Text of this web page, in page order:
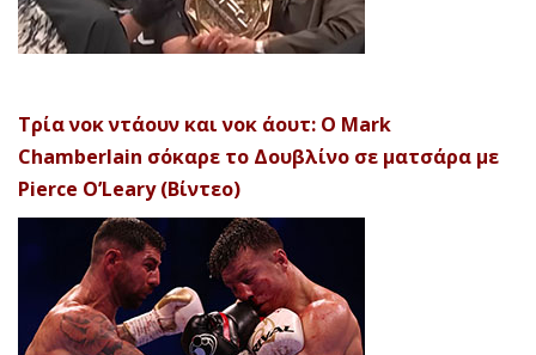
Τρία νοκ ντάουν και νοκ άουτ: Ο Mark
Chamberlain σόκαρε το Δουβλίνο σε ματσάρα με
Pierce O’Leary (Βίντεο)